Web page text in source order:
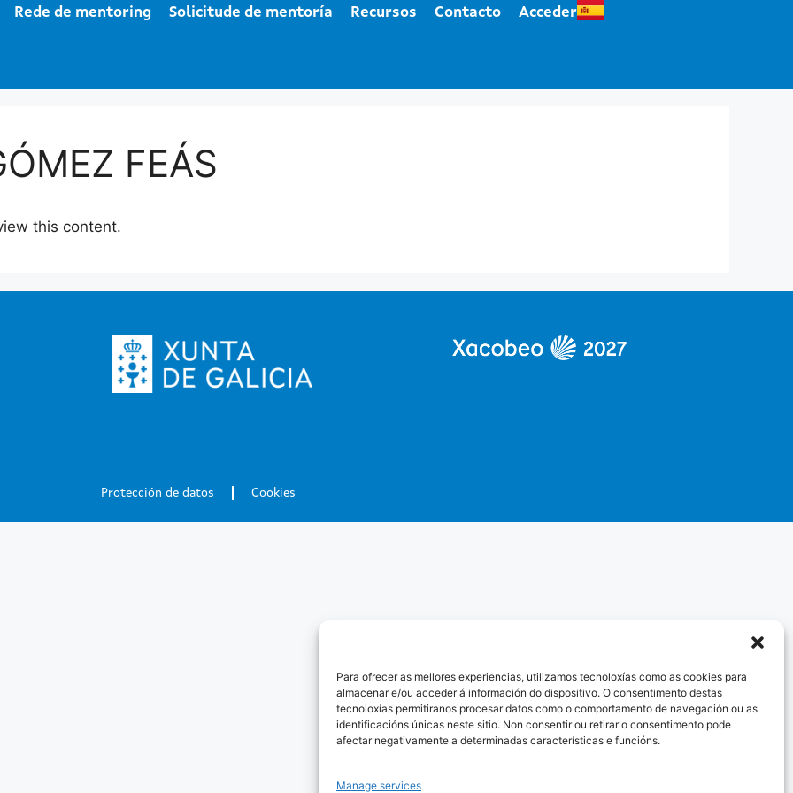
Para ofrecer as mellores experiencias, utilizamos tecnoloxías como as cookies para
almacenar e/ou acceder á información do dispositivo. O consentimento destas
tecnoloxías permitiranos procesar datos como o comportamento de navegación ou as
identificacións únicas neste sitio. Non consentir ou retirar o consentimento pode
afectar negativamente a determinadas características e funcións.
Manage services
Rede de mentoring Solicitude de mentoría Recursos Contacto Acceder
FEÁS
this content.
Protección de datos Cookies